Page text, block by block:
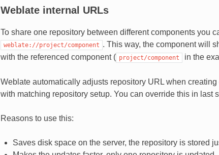
Weblate internal URLs
To share one repository between different components you
weblate://project/component . This way, the component will
with the referenced component ( project/component in the
Weblate automatically adjusts repository URL when
with matching repository setup. You can override this in last
Reasons to use this:
Saves disk space on the server, the repository is stored